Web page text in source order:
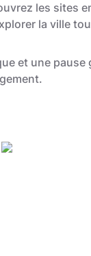
les sites
la ville
et une pause